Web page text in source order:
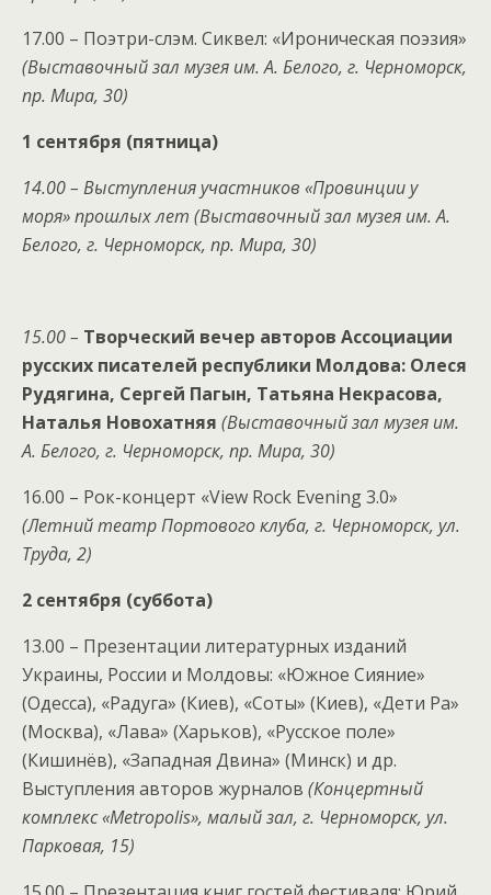
17.00 – Поэтри-слэм. Сиквел: «Ироническая поэзия»
(Выставочный зал музея им. А. Белого, г. Черноморск,
пр. Мира, 30)
1 сентября (пятница)
14.00 – Выступления участников «Провинции у
моря» прошлых лет (Выставочный зал музея им. А.
Белого, г. Черноморск, пр. Мира, 30)
15.00 – Творческий вечер авторов Ассоциации
русских писателей республики Молдова: Олеся
Рудягина, Сергей Пагын, Татьяна Некрасова,
Наталья Новохатняя (Выставочный зал музея им.
А. Белого, г. Черноморск, пр. Мира, 30)
16.00 – Рок-концерт «View Rock Evening 3.0»
(Летний театр Портового клуба, г. Черноморск, ул.
Труда, 2)
2 сентября (суббота)
13.00 – Презентации литературных изданий
Украины, России и Молдовы: «Южное Сияние»
(Одесса), «Радуга» (Киев), «Соты» (Киев), «Дети Ра»
(Москва), «Лава» (Харьков), «Русское поле»
(Кишинёв), «Западная Двина» (Минск) и др.
Выступления авторов журналов (Концертный
комплекс «Metropolis», малый зал, г. Черноморск, ул.
Парковая, 15)